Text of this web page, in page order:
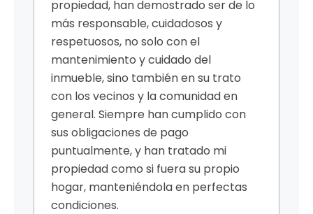
propiedad, han demostrado ser de lo
más responsable, cuidadosos y
respetuosos, no solo con el
mantenimiento y cuidado del
inmueble, sino también en su trato
con los vecinos y la comunidad en
general. Siempre han cumplido con
sus obligaciones de pago
puntualmente, y han tratado mi
propiedad como si fuera su propio
hogar, manteniéndola en perfectas
condiciones.